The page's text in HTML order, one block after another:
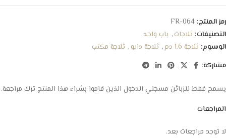
رمز المنتج: FR-064
التصنيفات: ثلاجات, باب واحد
الوسوم: ثلاجة 1.6 دم , ثلاجة دايو, ثلاجة مكتب
مشاركة:
المراجعات
لا توجد مراجعات بعد.
يسمح فقط للزبائن مسجلي الدخول الذين قاموا بشراء هذا المنتج ترك مراجعة.